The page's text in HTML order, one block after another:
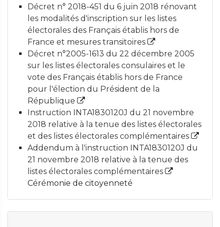
Décret n° 2018-451 du 6 juin 2018 rénovant
les modalités d'inscription sur les listes
électorales des Français établis hors de
France et mesures transitoires
Décret n°2005-1613 du 22 décembre 2005
sur les listes électorales consulaires et le
vote des Français établis hors de France
pour l'élection du Président de la
République
Instruction INTA1830120J du 21 novembre
2018 relative à la tenue des listes électorales
et des listes électorales complémentaires
Addendum à l'instruction INTA1830120J du
21 novembre 2018 relative à la tenue des
listes électorales complémentaires
Cérémonie de citoyenneté